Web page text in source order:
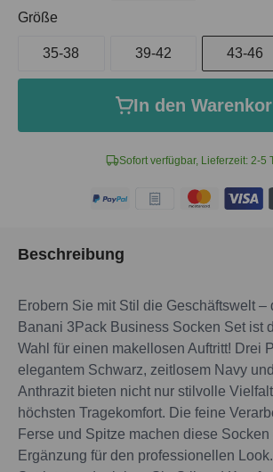
Sofort verfügbar, Lieferzeit: 2-5
Größe
35-38 39-42 43-46
In den
Beschreibung
Erobern Sie mit Stil die Geschäftswelt –
Banani 3Pack Business Socken Set ist
Wahl für einen makellosen Auftritt! Drei
elegantem Schwarz, zeitlosem Navy
Anthrazit bieten nicht nur stilvolle
höchsten Tragekomfort. Die feine
Ferse und Spitze machen diese Socken
Ergänzung für den professionellen